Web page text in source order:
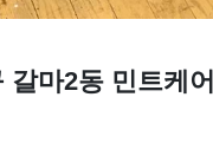
갈마2동 민트케